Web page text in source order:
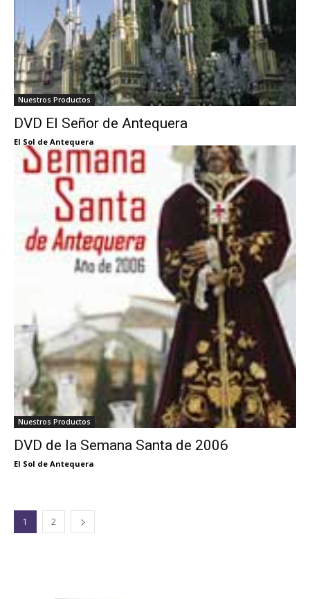
Nuestros Productos
DVD El Señor de Antequera
El Sol de Antequera
Nuestros Productos
DVD de la Semana Santa de 2006
El Sol de Antequera
1 2